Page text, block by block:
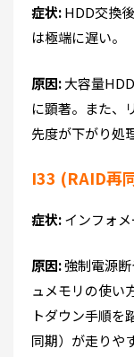
症状:HDD交換
は極端に遅い。
原因:大容量
に顕著。また、
先度が下がり処
I33 (RAID再
症状:インフォ
原因:強制電源
ュメモリの使い
トダウン手順を
同期）が走りや